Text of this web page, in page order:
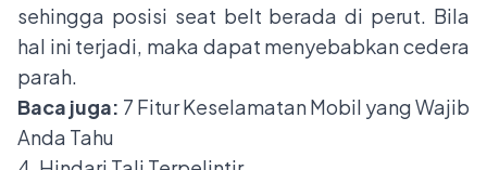
sehingga posisi seat belt berada di perut. Bila
hal ini terjadi, maka dapat menyebabkan cedera
parah.
Baca juga: 7 Fitur Keselamatan Mobil yang Wajib
Anda Tahu